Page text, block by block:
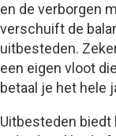
en de verborgen
verschuift de
uitbesteden.
een eigen vloot
betaal je het hele
Uitbesteden biedt